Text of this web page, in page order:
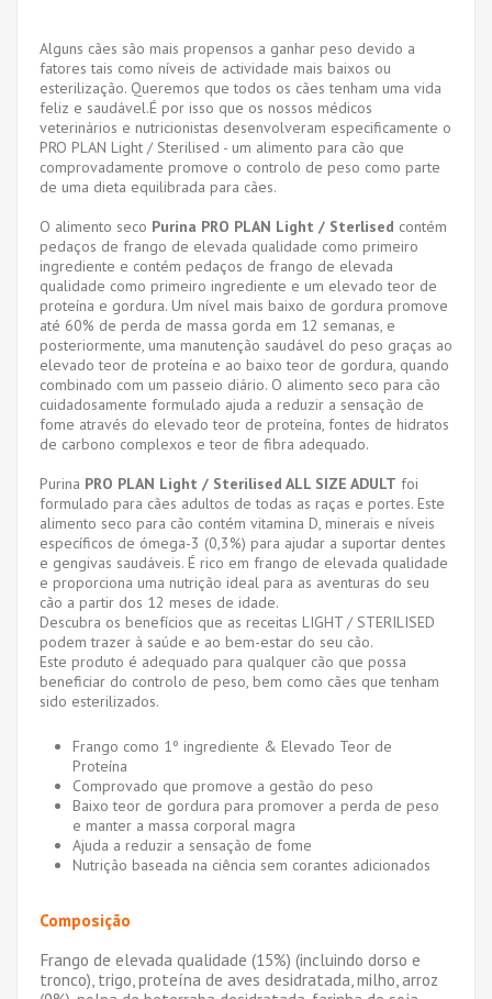
Alguns cães são mais propensos a ganhar peso devido a
fatores tais como níveis de actividade mais baixos ou
esterilização. Queremos que todos os cães tenham uma vida
feliz e saudável.É por isso que os nossos médicos
veterinários e nutricionistas desenvolveram especificamente o
PRO PLAN Light / Sterilised - um alimento para cão que
comprovadamente promove o controlo de peso como parte
de uma dieta equilibrada para cães.
O alimento seco Purina PRO PLAN Light / Sterlised contém
pedaços de frango de elevada qualidade como primeiro
ingrediente e contém pedaços de frango de elevada
qualidade como primeiro ingrediente e um elevado teor de
proteína e gordura. Um nível mais baixo de gordura promove
até 60% de perda de massa gorda em 12 semanas, e
posteriormente, uma manutenção saudável do peso graças ao
elevado teor de proteína e ao baixo teor de gordura, quando
combinado com um passeio diário. O alimento seco para cão
cuidadosamente formulado ajuda a reduzir a sensação de
fome através do elevado teor de proteína, fontes de hidratos
de carbono complexos e teor de fibra adequado.
Purina PRO PLAN Light / Sterilised ALL SIZE ADULT foi
formulado para cães adultos de todas as raças e portes. Este
alimento seco para cão contém vitamina D, minerais e níveis
específicos de ómega-3 (0,3%) para ajudar a suportar dentes
e gengivas saudáveis. É rico em frango de elevada qualidade
e proporciona uma nutrição ideal para as aventuras do seu
cão a partir dos 12 meses de idade.
Descubra os benefícios que as receitas LIGHT / STERILISED
podem trazer à saúde e ao bem-estar do seu cão.
Este produto é adequado para qualquer cão que possa
beneficiar do controlo de peso, bem como cães que tenham
sido esterilizados.
Frango como 1º ingrediente & Elevado Teor de
Proteína
Comprovado que promove a gestão do peso
Baixo teor de gordura para promover a perda de peso
e manter a massa corporal magra
Ajuda a reduzir a sensação de fome
Nutrição baseada na ciência sem corantes adicionados
Composição
Frango de elevada qualidade (15%) (incluindo dorso e
tronco), trigo, proteína de aves desidratada, milho, arroz